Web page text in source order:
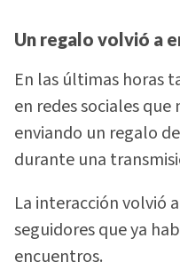
Un regalo volvió a
En las últimas horas
en redes sociales
enviando un regalo
durante una
La interacción volvió
seguidores que ya
encuentros.